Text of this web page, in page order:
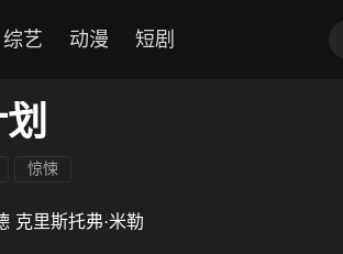
综艺 动漫 短剧
惊悚
克里斯托弗·米勒